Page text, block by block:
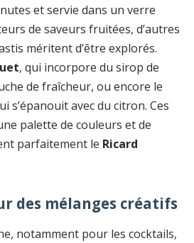
et servie dans un verre
de saveurs fruitées, d’autres
méritent d’être explorés.
, qui incorpore du sirop de
de fraîcheur, ou encore le
s’épanouit avec du citron. Ces
palette de couleurs et de
parfaitement le Ricard
des mélanges créatifs
notamment pour les cocktails,